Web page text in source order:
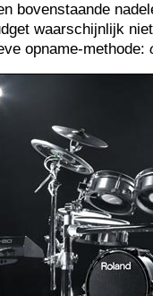
bovenstaande
waarschijnlijk
opname-methode: